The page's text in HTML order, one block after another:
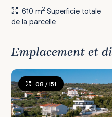
610 m2 Superficie totale
de la parcelle
Emplacement et
08 / 151